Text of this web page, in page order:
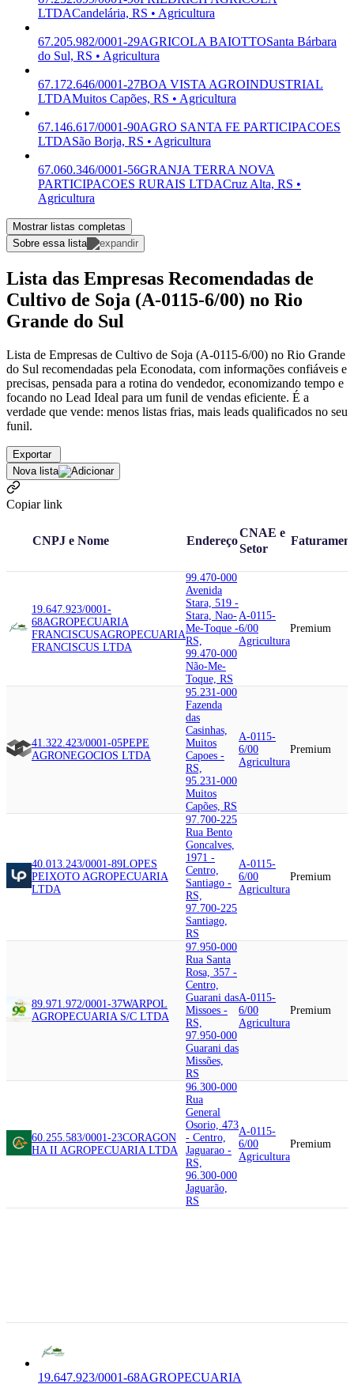
LTDACandelária, RS • Agricultura
67.205.982/0001-29AGRICOLA BAIOTTOSanta Bárbara
do Sul, RS • Agricultura
67.172.646/0001-27BOA VISTA AGROINDUSTRIAL
LTDAMuitos Capões, RS • Agricultura
67.146.617/0001-90AGRO SANTA FE PARTICIPACOES
LTDASão Borja, RS • Agricultura
67.060.346/0001-56GRANJA TERRA NOVA
PARTICIPACOES RURAIS LTDACruz Alta, RS •
Agricultura
Mostrar listas completas
Sobre essa lista
Lista das Empresas Recomendadas de
Cultivo de Soja (A-0115-6/00) no Rio
Grande do Sul
Lista de Empresas de Cultivo de Soja (A-0115-6/00) no Rio Grande
do Sul recomendadas pela Econodata, com informações confiáveis e
precisas, pensada para a rotina do vendedor, economizando tempo e
focando no Lead Ideal para um funil de vendas eficiente. É a
verdade que vende: menos listas frias, mais leads qualificados no seu
funil.
Exportar
Nova lista
Copiar link
CNPJ e Nome Endereço
CNAE e
Setor
19.647.923/0001-
68AGROPECUARIA
FRANCISCUSAGROPECUARIA
FRANCISCUS LTDA
99.470-000
Avenida
Stara, 519 -
Stara, Nao-
Me-Toque -
RS,
99.470-000
Não-Me-
Toque, RS
A-0115-
6/00
Agricultura
Premium
41.322.423/0001-05PEPE
AGRONEGOCIOS LTDA
95.231-000
Fazenda
das
Casinhas,
Muitos
Capoes -
RS,
95.231-000
Muitos
Capões, RS
A-0115-
6/00
Agricultura
Premium
40.013.243/0001-89LOPES
PEIXOTO AGROPECUARIA
LTDA
97.700-225
Rua Bento
Goncalves,
1971 -
Centro,
Santiago -
RS,
97.700-225
Santiago,
RS
A-0115-
6/00
Agricultura
Premium
89.971.972/0001-37WARPOL
AGROPECUARIA S/C LTDA
97.950-000
Rua Santa
Rosa, 357 -
Centro,
Guarani das
Missoes -
RS,
97.950-000
Guarani das
Missões,
RS
A-0115-
6/00
Agricultura
Premium
60.255.583/0001-23CORAGON
HA II AGROPECUARIA LTDA
96.300-000
Rua
General
Osorio, 473
- Centro,
Jaguarao -
RS,
96.300-000
Jaguarão,
RS
A-0115-
6/00
Agricultura
Premium
19.647.923/0001-68AGROPECUARIA